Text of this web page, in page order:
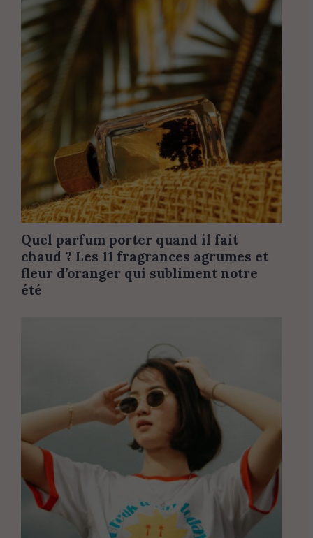
Quel parfum porter quand il fait
chaud ? Les 11 fragrances agrumes et
fleur d’oranger qui subliment notre
été